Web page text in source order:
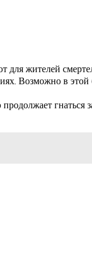
жителей
Возможно в этой
гнаться